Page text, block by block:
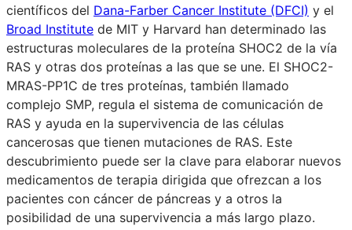
científicos del Dana-Farber Cancer Institute (DFCI) y el
Broad Institute de MIT y Harvard han determinado las
estructuras moleculares de la proteína SHOC2 de la vía
RAS y otras dos proteínas a las que se une. El SHOC2-
MRAS-PP1C de tres proteínas, también llamado
complejo SMP, regula el sistema de comunicación de
RAS y ayuda en la supervivencia de las células
cancerosas que tienen mutaciones de RAS. Este
descubrimiento puede ser la clave para elaborar nuevos
medicamentos de terapia dirigida que ofrezcan a los
pacientes con cáncer de páncreas y a otros la
posibilidad de una supervivencia a más largo plazo.